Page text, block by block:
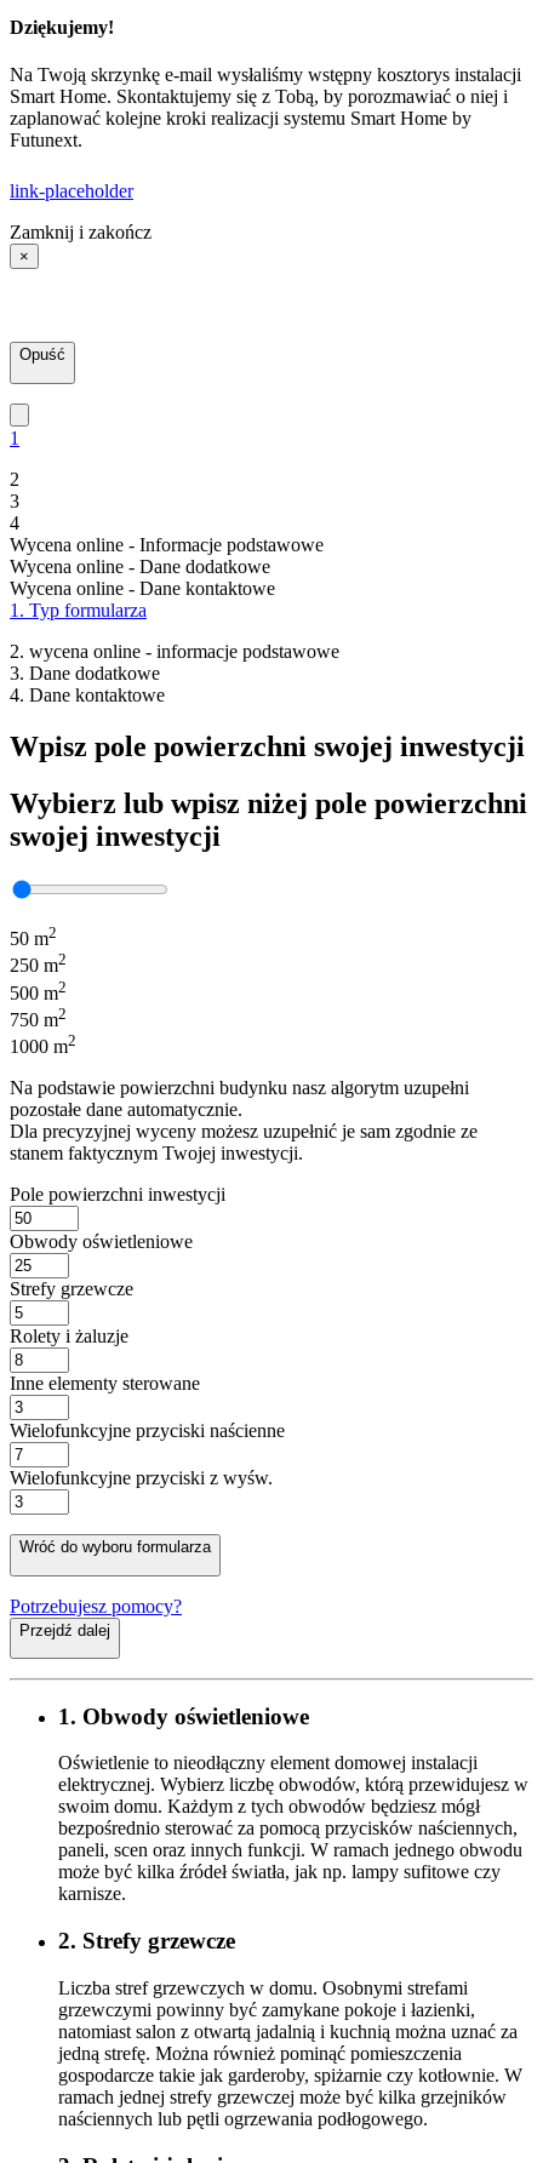
Dziękujemy!
Na Twoją skrzynkę e-mail wysłaliśmy wstępny kosztorys instalacji
Smart Home. Skontaktujemy się z Tobą, by porozmawiać o niej i
zaplanować kolejne kroki realizacji systemu Smart Home by
Futunext.
link-placeholder
Zamknij i zakończ
×
Opuść
1
2
3
4
Wycena online - Informacje podstawowe
Wycena online - Dane dodatkowe
Wycena online - Dane kontaktowe
1. Typ formularza
2. wycena online - informacje podstawowe
3. Dane dodatkowe
4. Dane kontaktowe
Wpisz pole powierzchni swojej inwestycji
Wybierz lub wpisz niżej pole powierzchni
swojej inwestycji
50 m2
250 m2
500 m2
750 m2
1000 m2
Na podstawie powierzchni budynku nasz algorytm uzupełni
pozostałe dane automatycznie.
Dla precyzyjnej wyceny możesz uzupełnić je sam zgodnie ze
stanem faktycznym Twojej inwestycji.
Pole powierzchni inwestycji
Obwody oświetleniowe
Strefy grzewcze
Rolety i żaluzje
Inne elementy sterowane
Wielofunkcyjne przyciski naścienne
Wielofunkcyjne przyciski z wyśw.
Wróć do wyboru formularza
Potrzebujesz pomocy?
Przejdź dalej
1. Obwody oświetleniowe
Oświetlenie to nieodłączny element domowej instalacji
elektrycznej. Wybierz liczbę obwodów, którą przewidujesz w
swoim domu. Każdym z tych obwodów będziesz mógł
bezpośrednio sterować za pomocą przycisków naściennych,
paneli, scen oraz innych funkcji. W ramach jednego obwodu
może być kilka źródeł światła, jak np. lampy sufitowe czy
karnisze.
2. Strefy grzewcze
Liczba stref grzewczych w domu. Osobnymi strefami
grzewczymi powinny być zamykane pokoje i łazienki,
natomiast salon z otwartą jadalnią i kuchnią można uznać za
jedną strefę. Można również pominąć pomieszczenia
gospodarcze takie jak garderoby, spiżarnie czy kotłownie. W
ramach jednej strefy grzewczej może być kilka grzejników
naściennych lub pętli ogrzewania podłogowego.